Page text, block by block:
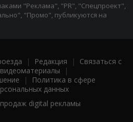
"Реклама", "PR", "Спецпроект",
"Промо", публикуются на
| Редакция | Связаться с
|
|
Политика в сфере
данных
digital рекламы